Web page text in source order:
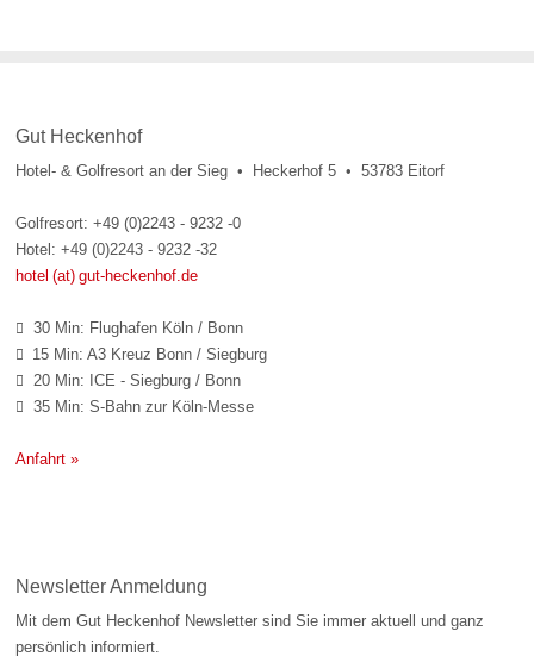
Gut Heckenhof
Hotel- & Golfresort an der Sieg • Heckerhof 5 • 53783 Eitorf
Golfresort: +49 (0)2243 - 9232 -0
Hotel: +49 (0)2243 - 9232 -32
hotel (at) gut-heckenhof.de
 30 Min: Flughafen Köln / Bonn
 15 Min: A3 Kreuz Bonn / Siegburg
 20 Min: ICE - Siegburg / Bonn
 35 Min: S-Bahn zur Köln-Messe
Anfahrt »
Newsletter Anmeldung
Mit dem Gut Heckenhof Newsletter sind Sie immer aktuell und ganz
persönlich informiert.